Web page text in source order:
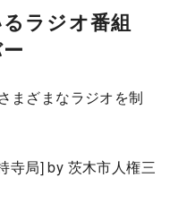
ラジオ番組
まざまなラジオを制
寺局] by 茨木市人権三